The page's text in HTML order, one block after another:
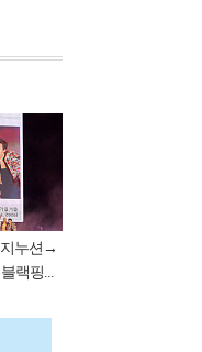
지누션→
랙핑...